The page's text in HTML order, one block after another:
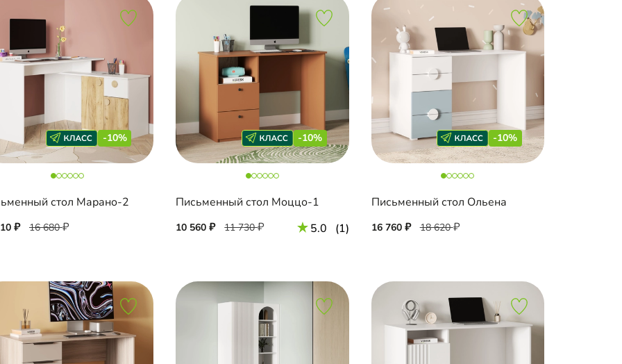
-10%
стол Марано-2
16 680
-10%
Письменный стол Моццо-1
10 560 11 730 5.0 (1)
-10%
Письменный стол Ольена
16 760 18 620